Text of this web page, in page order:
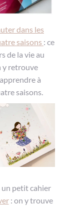
dans les
saisons : ce
de la vie au
y retrouve
à
saisons.
un petit cahier
: on y trouve